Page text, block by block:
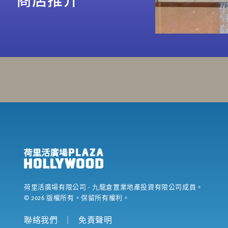
荷里活廣場有限公司 - 九龍倉置業地產投資有限公司成員。
©2026 版權所有。保留所有權利。
聯絡我們 ｜ 免責聲明